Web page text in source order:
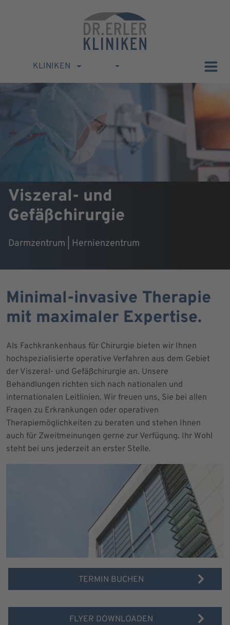
KLINIKEN
Viszeral- und
Gefäßchirurgie
Darmzentrum | Hernienzentrum
Minimal-invasive Therapie
mit maximaler Expertise.
Als Fachkrankenhaus für Chirurgie bieten wir Ihnen
hochspezialisierte operative Verfahren aus dem Gebiet
der Viszeral- und Gefäßchirurgie an. Unsere
Behandlungen richten sich nach nationalen und
internationalen Leitlinien. Wir freuen uns, Sie bei allen
Fragen zu Erkrankungen oder operativen
Therapiemöglichkeiten zu beraten und stehen Ihnen
auch für Zweitmeinungen gerne zur Verfügung. Ihr Wohl
steht bei uns jederzeit an erster Stelle.
TERMIN BUCHEN
FLYER DOWNLOADEN